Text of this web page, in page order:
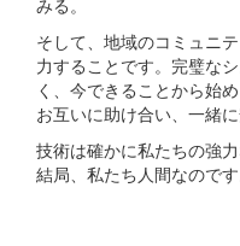
みる。
そして、地域のコミュニ
⼒することです。完璧な
く、今できることから始
お互いに助け合い、⼀緒
技術は確かに私たちの強
結局、私たち⼈間なのです